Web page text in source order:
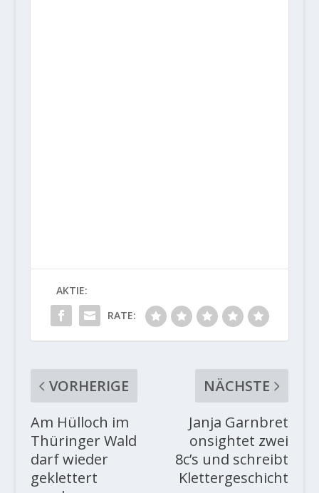
AKTIE:
RATE:
VORHERIGE
Am Hülloch im
Thüringer Wald
darf wieder
geklettert
NÄCHSTE
Janja Garnbret
onsightet zwei
8c’s und schreibt
Klettergeschicht